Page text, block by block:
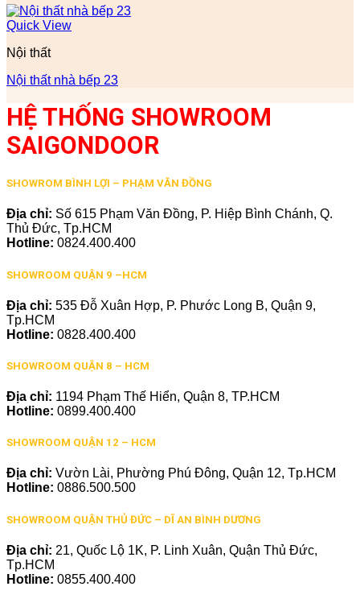
Quick View
Nội thất
Nội thất nhà bếp 23
HỆ THỐNG SHOWROOM
SAIGONDOOR
SHOWROM BÌNH LỢI – PHẠM VĂN ĐỒNG
Địa chỉ: Số 615 Phạm Văn Đồng, P. Hiệp Bình Chánh, Q.
Thủ Đức, Tp.HCM
Hotline: 0824.400.400
SHOWROOM QUẬN 9 –HCM
Địa chỉ: 535 Đỗ Xuân Hợp, P. Phước Long B, Quận 9,
Tp.HCM
Hotline: 0828.400.400
SHOWROOM QUẬN 8 – HCM
Địa chỉ: 1194 Phạm Thế Hiển, Quận 8, TP.HCM
Hotline: 0899.400.400
SHOWROOM QUẬN 12 – HCM
Địa chỉ: Vườn Lài, Phường Phú Đông, Quận 12, Tp.HCM
Hotline: 0886.500.500
SHOWROOM QUẬN THỦ ĐỨC – DĨ AN BÌNH DƯƠNG
Địa chỉ: 21, Quốc Lộ 1K, P. Linh Xuân, Quận Thủ Đức,
Tp.HCM
Hotline: 0855.400.400